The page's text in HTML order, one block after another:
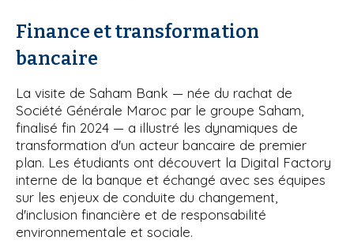
Finance et transformation
bancaire
La visite de Saham Bank — née du rachat de
Société Générale Maroc par le groupe Saham,
finalisé fin 2024 — a illustré les dynamiques de
transformation d'un acteur bancaire de premier
plan. Les étudiants ont découvert la Digital Factory
interne de la banque et échangé avec ses équipes
sur les enjeux de conduite du changement,
d'inclusion financière et de responsabilité
environnementale et sociale.